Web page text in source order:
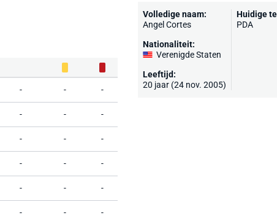
- - -
- - -
- - -
- - -
- - -
- - -
Volledige naam:
Angel Cortes
Nationaliteit:
Verenigde Staten
Leeftijd:
20 jaar (24 nov. 2005)
Huidige
PDA